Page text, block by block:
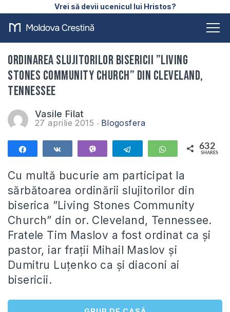
Vrei să devii ucenicul lui Hristos?
Ordinarea slujitorilor bisericii ”Living
Stones Community Church” din Cleveland,
Tennessee
Vasile Filat
27 aprilie 2015 Blogosfera
Telegram WhatsApp
632
SHARES
Cu multă bucurie am participat la
sărbătoarea ordinării slujitorilor din
biserica ”Living Stones Community
Church” din or. Cleveland, Tennessee.
Fratele Tim Maslov a fost ordinat ca și
pastor, iar frații Mihail Maslov și
Dumitru Luțenko ca și diaconi ai
bisericii.